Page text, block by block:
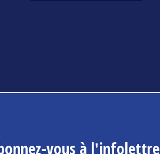
vous à l'infolettre